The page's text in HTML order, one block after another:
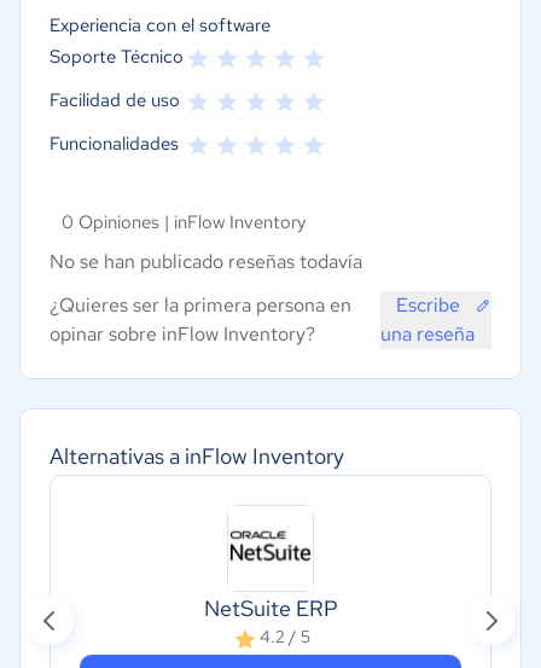
Alternativas a inFlow Inventory
NetSuite ERP
4.2 / 5
Experiencia con el software
Soporte Técnico
Facilidad de uso
Funcionalidades
0 Opiniones | inFlow Inventory
No se han publicado reseñas todavía
¿Quieres ser la primera persona en
opinar sobre inFlow Inventory?
Escribe
una reseña